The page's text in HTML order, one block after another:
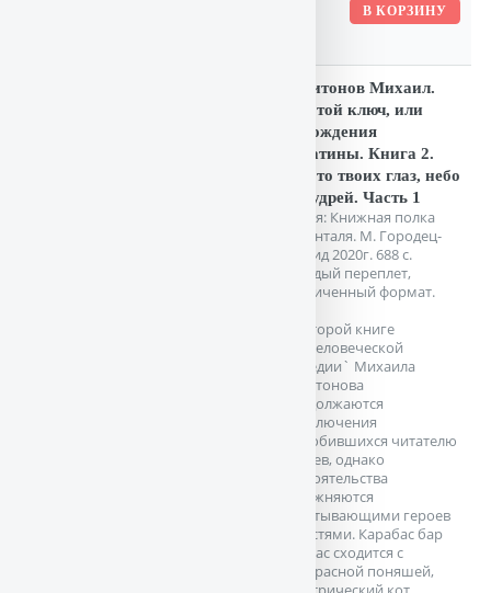
Харитонов Михаил.
Золотой ключ, или
Похождения
Буратины. Книга 2.
Золото твоих глаз, небо
ее кудрей. Часть 1
Серия: Книжная полка
Левенталя. М. Городец-
Флюид 2020г. 688 с.
Твердый переплет,
Увеличенный формат.
Во второй книге
`нечеловеческой
комедии` Михаила
Харитонова
продолжаются
приключения
полюбившихся читателю
героев, однако
обстоятельства
осложняются
охватывающими героев
страстями. Карабас бар
Раббас сходится с
прекрасной поняшей,